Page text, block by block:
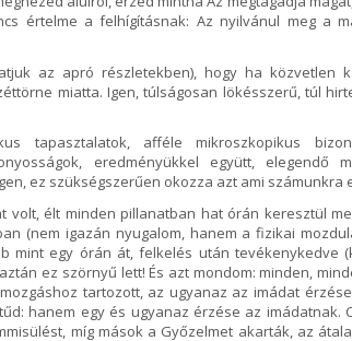
értelme a felhígításnak: Az nyilvánul meg a
az apró részletekben), hogy ha közvetlen
miatta. Igen, túlságosan lökésszerű, túl
tapasztalatok, afféle mikroszkopikus
eredményükkel együtt, elegendő
ez szükségszerűen okozza azt ami számunkra
volt, élt minden pillanatban hat órán keresztül
(nem igazán nyugalom, hanem a fizikai
mint egy órán át, felkelés után tevékenykedve
ez szörnyű lett! És azt mondom: minden,
tartozott, az ugyanaz az imádat
hanem egy és ugyanaz érzése az imádatnak.
míg mások a Győzelmet akarták, az